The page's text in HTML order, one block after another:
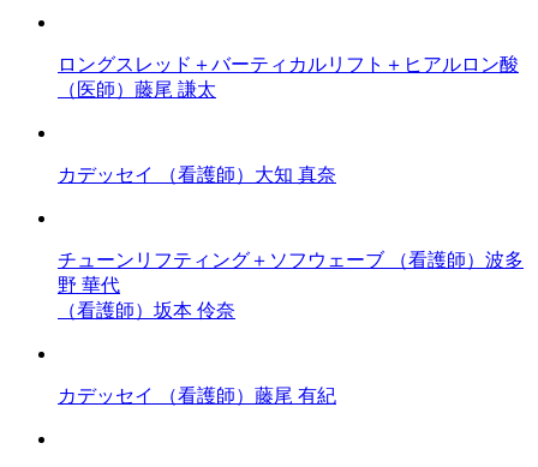
ロングスレッド＋バーティカルリフト＋ヒアルロン酸
（医師）藤尾 謙太
カデッセイ （看護師）大知 真奈
チューンリフティング＋ソフウェーブ （看護師）波多
野 華代
（看護師）坂本 伶奈
カデッセイ （看護師）藤尾 有紀